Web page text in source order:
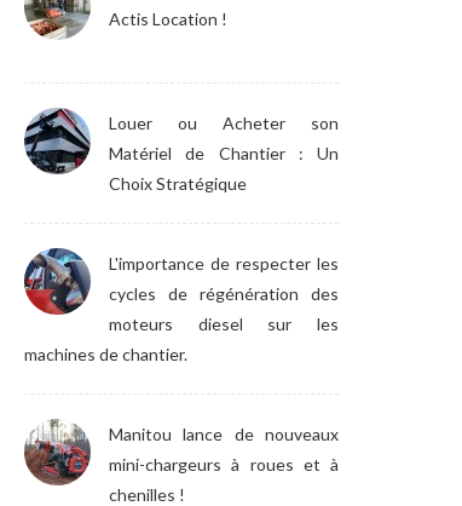
Actis Location !
Louer ou Acheter son
Matériel de Chantier : Un
Choix Stratégique
L'importance de respecter les
cycles de régénération des
moteurs diesel sur les
machines de chantier.
Manitou lance de nouveaux
mini-chargeurs à roues et à
chenilles !